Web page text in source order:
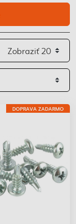
DOPRAVA ZADARMO